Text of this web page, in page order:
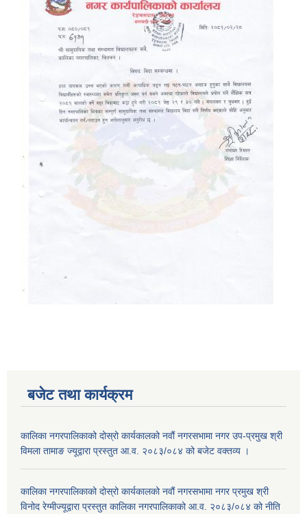
बजेट तथा कार्यक्रम
कालिका नगरपालिकाको दोस्रो कार्यकालको नवौं नगरसभामा नगर उप-प्रमुख श्री
विमला तामाङ ज्यूद्वारा प्रस्तुत आ.व. २०८३/०८४ को बजेट वक्तव्य ।
कालिका नगरपालिकाको दोस्रो कार्यकालको नवौं नगरसभामा नगर प्रमुख श्री
विनोद रेग्मीज्यूद्वारा प्रस्तुत कालिका नगरपालिकाको आ.व. २०८३/०८४ को नीति